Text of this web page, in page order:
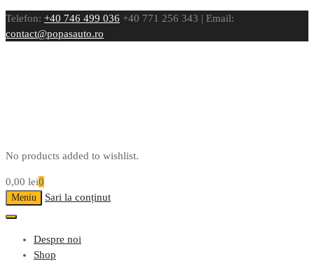
Telefon: +40 746 499 036 +40 771 256 343 | Email:
contact@popasauto.ro
No products added to wishlist.
0,00 lei0
Meniu Sari la conținut
Despre noi
Shop